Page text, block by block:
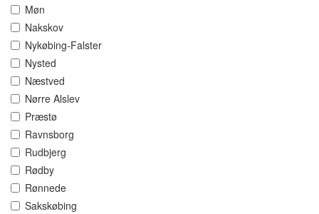
Møn
Nakskov
Nykøbing-Falster
Nysted
Næstved
Nørre Alslev
Præstø
Ravnsborg
Rudbjerg
Rødby
Rønnede
Sakskøbing